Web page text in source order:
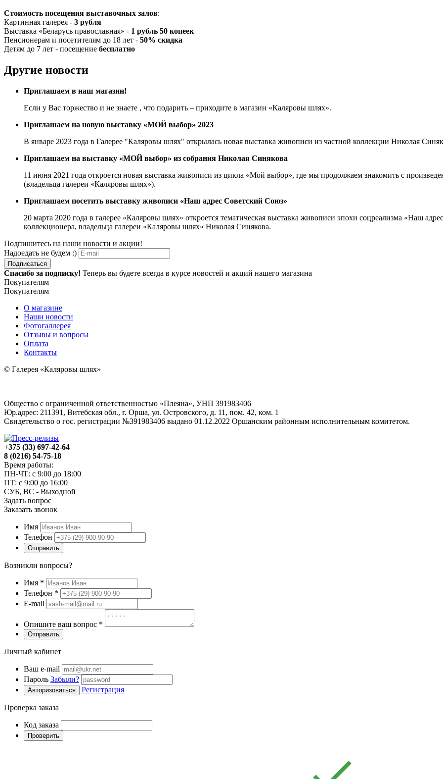
Стоимость посещения выставочных залов:
Картинная галерея - 3 рубля
Выставка «Беларусь православная» - 1 рубль 50 копеек
Пенсионерам и посетителям до 18 лет - 50% скидка
Детям до 7 лет - посещение бесплатно
Другие новости
Приглашаем в наш магазин!
Если у Вас торжество и не знаете , что подарить – приходите в магазин «Каляровы шлях».
Приглашаем на новую выставку «МОЙ выбор» 2023
В январе 2023 года в Галерее "Каляровы шлях" открылась новая выставка живописи из частной коллекции Николая
Приглашаем на выставку «МОЙ выбор» из собpания Николая Синякова
11 июня 2021 года откроется новая выставка живописи из цикла «Мой выбор», где мы продолжаем знакомить с
(владельца галереи «Каляровы шлях»).
Приглашаем посетить выставку живописи «Наш адрес Советский Союз»
20 марта 2020 года в галерее «Каляровы шлях» откроется тематическая выставка живописи эпохи соцреализма «Наш
коллекционера, владельца галереи «Каляровы шлях» Николая Синякова.
Подпишитесь на наши новости и акции!
Надоедать не будем :)
Подписаться
Спасибо за подписку! Теперь вы будете всегда в курсе новостей и акций нашего магазина
Покупателям
Покупателям
О магазине
Наши новости
Фотогаллерея
Отзывы и вопросы
Оплата
Контакты
© Галерея «Каляровы шлях»
Общество с ограниченной ответственностью «Плеяна», УНП 391983406
Юр.адрес: 211391, Витебская обл., г. Орша, ул. Островского, д. 11, пом. 42, ком. 1
Свидетельство о гос. регистрации №391983406 выдано 01.12.2022 Оршанским районным исполнительным комитетом.
+375 (33) 697-42-64
8 (0216) 54-75-18
Время работы:
ПН-ЧТ: с 9:00 до 18:00
ПТ: с 9:00 до 16:00
СУБ, ВС - Выходной
Задать вопрос
Заказать звонок
Имя
Телефон
Отправить
Возникли вопросы?
Имя *
Телефон *
E-mail
Опишите ваш вопрос *
Отправить
Личный кабинет
Ваш e-mail
Пароль Забыли?
Авторизоваться Регистрация
Проверка заказа
Код заказа
Проверить